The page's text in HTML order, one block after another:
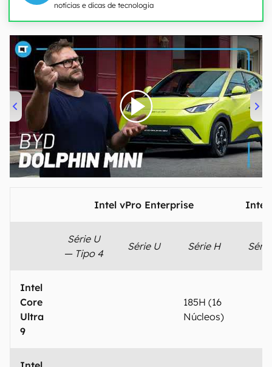
notícias e dicas de tecnologia
00:00/04:07
Intel vPro Enterprise Intel
Série U
— Tipo 4
Série U Série H
Intel
Core
Ultra
9
185H (16
Núcleos)